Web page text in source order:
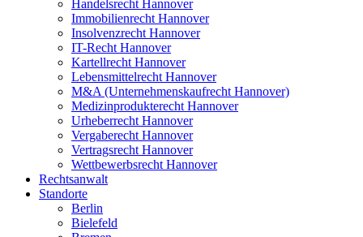
Handelsrecht Hannover
Immobilienrecht Hannover
Insolvenzrecht Hannover
IT-Recht Hannover
Kartellrecht Hannover
Lebensmittelrecht Hannover
M&A (Unternehmenskaufrecht Hannover)
Medizinprodukterecht Hannover
Urheberrecht Hannover
Vergaberecht Hannover
Vertragsrecht Hannover
Wettbewerbsrecht Hannover
Rechtsanwalt
Standorte
Berlin
Bielefeld